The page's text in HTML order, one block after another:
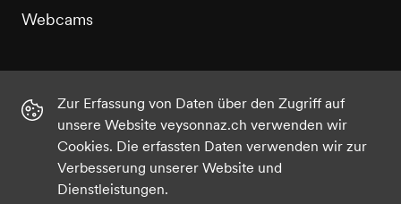
Webcams
Facebook Twitter
Zur Erfassung von Daten über den Zugriff auf
unsere Website veysonnaz.ch verwenden wir
Cookies. Die erfassten Daten verwenden wir zur
Verbesserung unserer Website und
Dienstleistungen.